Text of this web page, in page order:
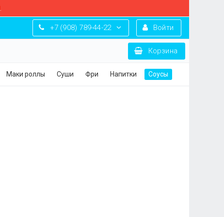
Войти
+7 (908) 789-44-22
Корзина
Маки роллы Суши Фри Напитки Соусы